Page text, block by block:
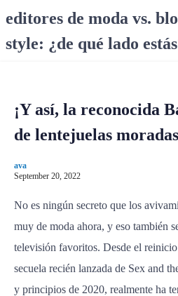
editores de moda vs.
style: ¿de qué lado
¡Y así, la reconocida
de lentejuelas
ava
September 20, 2022
No es ningún secreto que los
muy de moda ahora, y eso también
televisión favoritos. Desde el
secuela recién lanzada de Sex and
y principios de 2020, realmente ha